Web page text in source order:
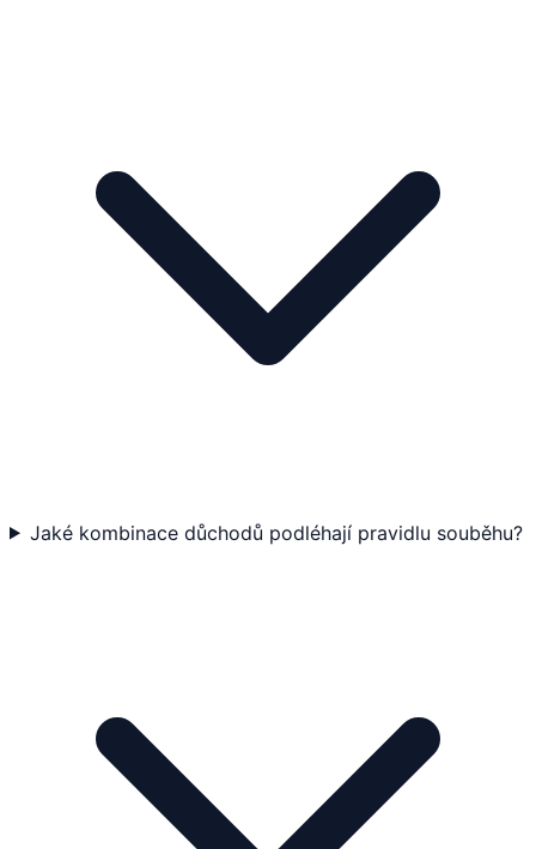
Jaké kombinace důchodů podléhají pravidlu souběhu?